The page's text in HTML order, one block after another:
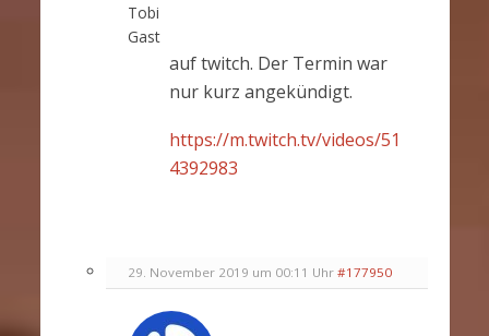
Tobi
Gast
auf twitch. Der Termin war
nur kurz angekündigt.
https://m.twitch.tv/videos/51
4392983
29. November 2019 um 00:11 Uhr #177950